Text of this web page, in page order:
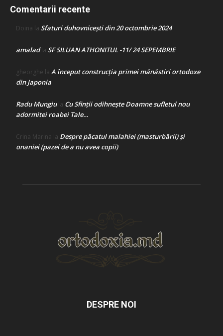
Comentarii recente
Doina la Sfaturi duhovnicești din 20 octombrie 2024
amaladla SF SILUAN ATHONITUL -11/ 24 SEPEMBRIE
gheorghe la A început construcţia primei mănăstiri ortodoxe
din Japonia
Radu Mungiula Cu Sfinții odihnește Doamne sufletul nou
adormitei roabei Tale…
Crina Marina la Despre păcatul malahiei (masturbării) şi
onaniei (pazei de a nu avea copii)
DESPRE NOI